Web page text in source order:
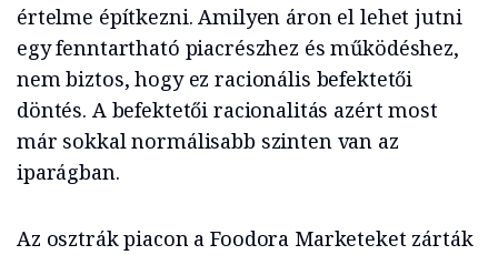
értelme építkezni. Amilyen áron el lehet jutni
egy fenntartható piacrészhez és működéshez,
nem biztos, hogy ez racionális befektetői
döntés. A befektetői racionalitás azért most
már sokkal normálisabb szinten van az
iparágban.
Az osztrák piacon a Foodora Marketeket zárták